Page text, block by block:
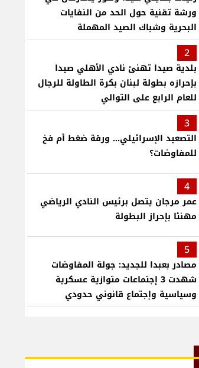
ورشة تقنية حول الحد من النفايات
البحرية وشباك الصيد المهملة
2
بلدية صيدا تهنئ نادي الأهلي صيدا
بإحرازه بطولة لبنان بكرة الطاولة للرجال
للعام الرابع على التوالي
3
التصعيد الإسرائيلي... ورقة ضغط أم فخ
للمفاوضات؟
4
عمر مرجان يتصل برئيس النادي الرياضي
مهنئا بإحراز البطولة
5
مصادر بعبدا للجديد: جولة المفاوضات
شهدت 3 إجتماعات متوازية عسكرية
وسياسية وإجتماع قانوني حدودي